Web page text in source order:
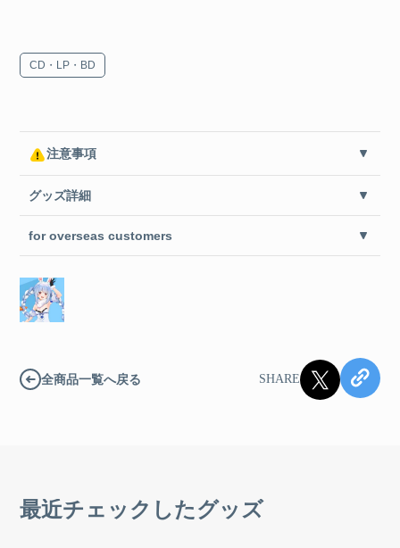
CD・LP・BD
注意事項
グッズ詳細
for overseas customers
全商品一覧へ戻る SHARE
最近チェックしたグッズ